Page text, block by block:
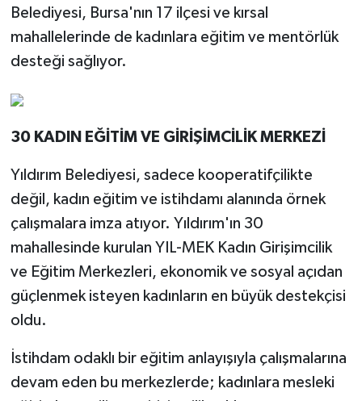
Belediyesi, Bursa'nın 17 ilçesi ve kırsal
mahallelerinde de kadınlara eğitim ve mentörlük
desteği sağlıyor.
30 KADIN EĞİTİM VE GİRİŞİMCİLİK MERKEZİ
Yıldırım Belediyesi, sadece kooperatifçilikte
değil, kadın eğitim ve istihdamı alanında örnek
çalışmalara imza atıyor. Yıldırım'ın 30
mahallesinde kurulan YIL-MEK Kadın Girişimcilik
ve Eğitim Merkezleri, ekonomik ve sosyal açıdan
güçlenmek isteyen kadınların en büyük destekçisi
oldu.
İstihdam odaklı bir eğitim anlayışıyla çalışmalarına
devam eden bu merkezlerde; kadınlara mesleki